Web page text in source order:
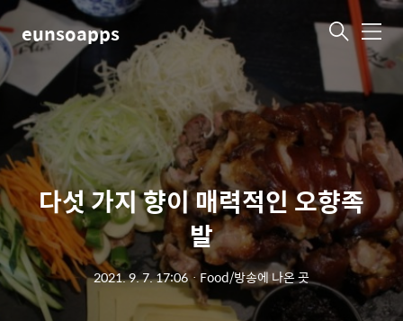
eunsoapps 메
뉴
다섯 가지 향이 매력적인 오향족
발
2021. 9. 7. 17:06ㆍ Food/방송에 나온 곳